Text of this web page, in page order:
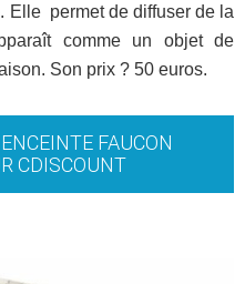
Elle permet de diffuser de la
comme un objet de
Son prix ? 50 euros.
FAUCON
CDISCOUNT